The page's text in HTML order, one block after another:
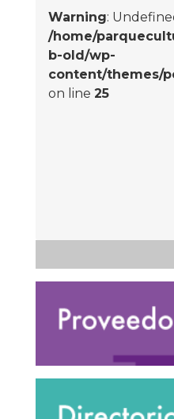
Warning:
/home/
b-old/wp-
content/themes/
on line 25